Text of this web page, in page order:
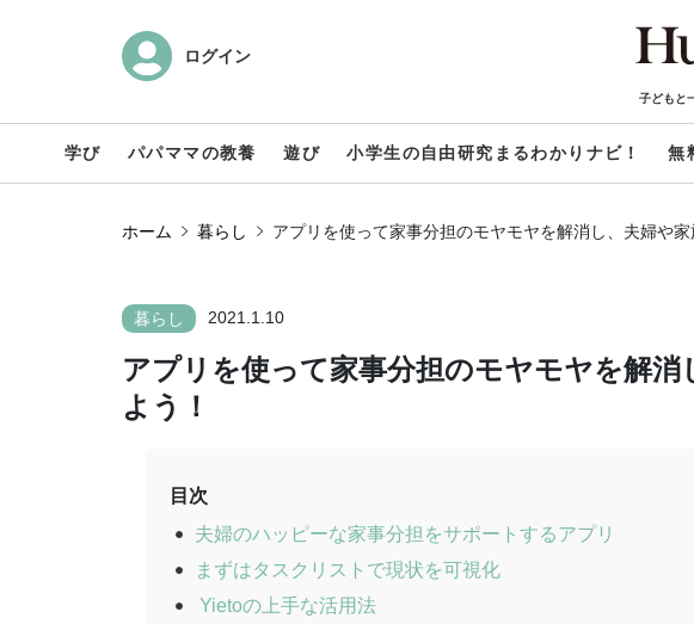
ログイン
子どもと
学び パパママの教養 遊び 小学生の自由研究まるわかりナビ！ 無
ホーム 暮らし アプリを使って家事分担のモヤモヤを解消し、夫婦や家
暮らし 2021.1.10
アプリを使って家事分担のモヤモヤを解消
よう！
目次
夫婦のハッピーな家事分担をサポートするアプリ
まずはタスクリストで現状を可視化
Yietoの上手な活用法